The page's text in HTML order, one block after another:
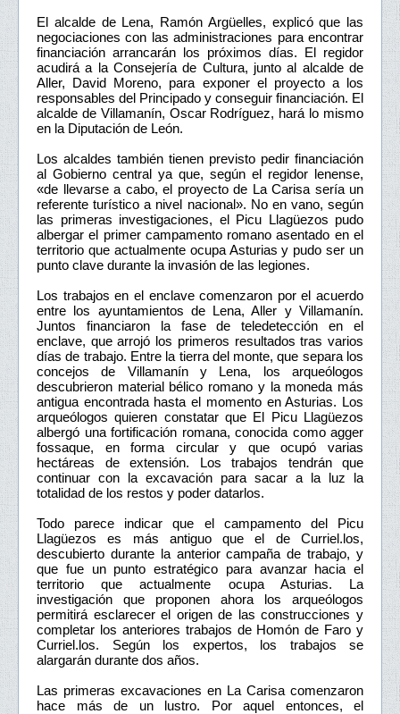
El alcalde de Lena, Ramón Argüelles, explicó que las
negociaciones con las administraciones para encontrar
financiación arrancarán los próximos días. El regidor
acudirá a la Consejería de Cultura, junto al alcalde de
Aller, David Moreno, para exponer el proyecto a los
responsables del Principado y conseguir financiación. El
alcalde de Villamanín, Oscar Rodríguez, hará lo mismo
en la Diputación de León.
Los alcaldes también tienen previsto pedir financiación
al Gobierno central ya que, según el regidor lenense,
«de llevarse a cabo, el proyecto de La Carisa sería un
referente turístico a nivel nacional». No en vano, según
las primeras investigaciones, el Picu Llagüezos pudo
albergar el primer campamento romano asentado en el
territorio que actualmente ocupa Asturias y pudo ser un
punto clave durante la invasión de las legiones.
Los trabajos en el enclave comenzaron por el acuerdo
entre los ayuntamientos de Lena, Aller y Villamanín.
Juntos financiaron la fase de teledetección en el
enclave, que arrojó los primeros resultados tras varios
días de trabajo. Entre la tierra del monte, que separa los
concejos de Villamanín y Lena, los arqueólogos
descubrieron material bélico romano y la moneda más
antigua encontrada hasta el momento en Asturias. Los
arqueólogos quieren constatar que El Picu Llagüezos
albergó una fortificación romana, conocida como agger
fossaque, en forma circular y que ocupó varias
hectáreas de extensión. Los trabajos tendrán que
continuar con la excavación para sacar a la luz la
totalidad de los restos y poder datarlos.
Todo parece indicar que el campamento del Picu
Llagüezos es más antiguo que el de Curriel.los,
descubierto durante la anterior campaña de trabajo, y
que fue un punto estratégico para avanzar hacia el
territorio que actualmente ocupa Asturias. La
investigación que proponen ahora los arqueólogos
permitirá esclarecer el origen de las construcciones y
completar los anteriores trabajos de Homón de Faro y
Curriel.los. Según los expertos, los trabajos se
alargarán durante dos años.
Las primeras excavaciones en La Carisa comenzaron
hace más de un lustro. Por aquel entonces, el